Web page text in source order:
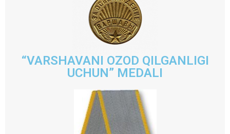
“VARSHAVANI OZOD QILGANLIGI
UCHUN” MEDALI